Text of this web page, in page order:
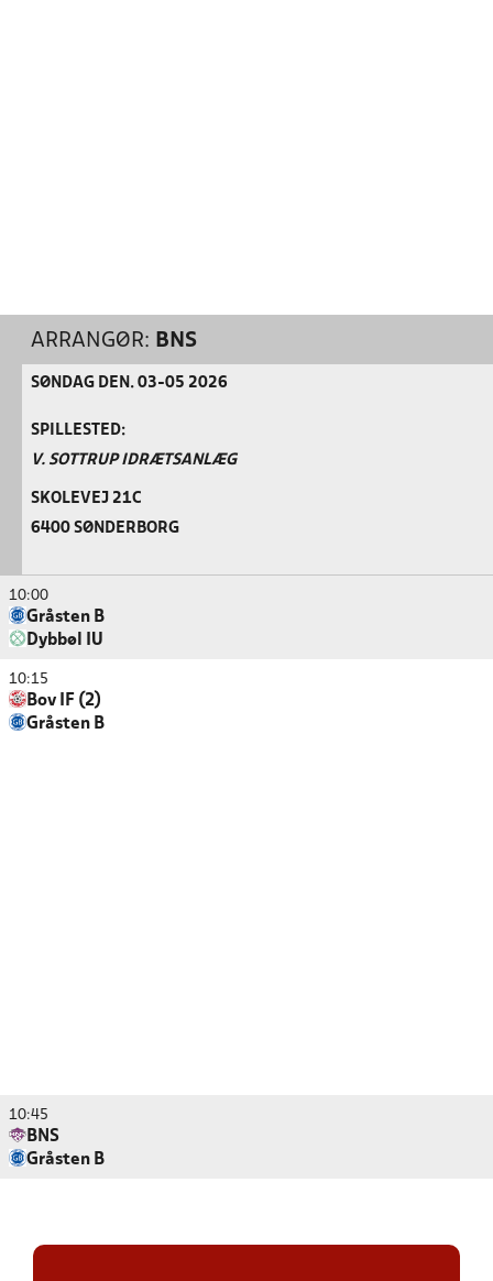
ARRANGØR: BNS
SØNDAG DEN. 03-05 2026
SPILLESTED:
V. SOTTRUP IDRÆTSANLÆG
SKOLEVEJ 21C
6400 SØNDERBORG
10:00
Gråsten B
Dybbøl IU
10:15
Bov IF (2)
Gråsten B
10:45
BNS
Gråsten B